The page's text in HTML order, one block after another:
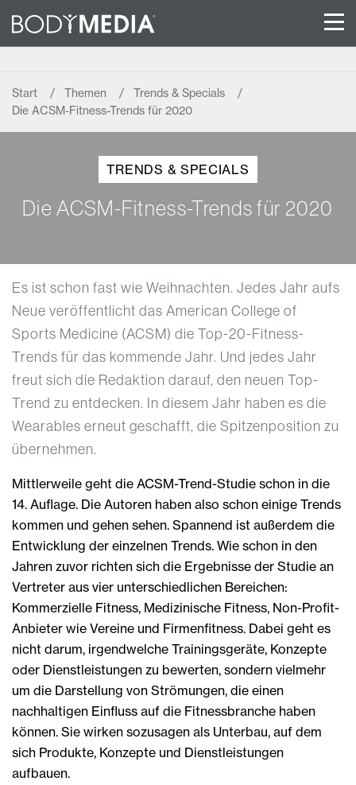
Start Themen
Trends & Specials
Die ACSM-Fitness-Trends für 2020
TRENDS & SPECIALS
Die ACSM-Fitness-Trends für 2020
Es ist schon fast wie Weihnachten. Jedes Jahr aufs
Neue veröffentlicht das American College of
Sports Medicine (ACSM) die Top-20-Fitness-
Trends für das kommende Jahr. Und jedes Jahr
freut sich die Redaktion darauf, den neuen Top-
Trend zu entdecken. In diesem Jahr haben es die
Wearables erneut geschafft, die Spitzenposition zu
übernehmen.
Mittlerweile geht die ACSM-Trend-Studie schon in die
14. Auflage. Die Autoren haben also schon einige Trends
kommen und gehen sehen. Spannend ist außerdem die
Entwicklung der einzelnen Trends. Wie schon in den
Jahren zuvor richten sich die Ergebnisse der Studie an
Vertreter aus vier unterschiedlichen Bereichen:
Kommerzielle Fitness, Medizinische Fitness, Non-Profit-
Anbieter wie Vereine und Firmenfitness. Dabei geht es
nicht darum, irgendwelche Trainingsgeräte, Konzepte
oder Dienstleistungen zu bewerten, sondern vielmehr
um die Darstellung von Strömungen, die einen
nachhaltigen Einfluss auf die Fitnessbranche haben
können. Sie wirken sozusagen als Unterbau, auf dem
sich Produkte, Konzepte und Dienstleistungen
aufbauen.